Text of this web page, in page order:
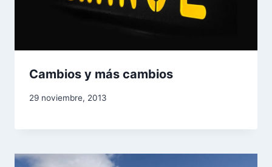
Cambios y más cambios
29 noviembre, 2013